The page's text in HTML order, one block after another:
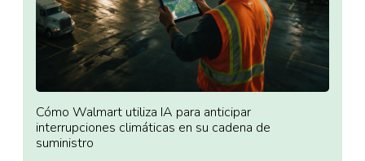
Cómo Walmart utiliza IA para anticipar
interrupciones climáticas en su cadena de
suministro